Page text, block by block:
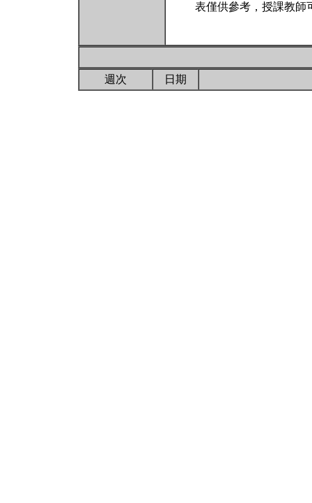
表僅供參考，授課教師
週次 日期